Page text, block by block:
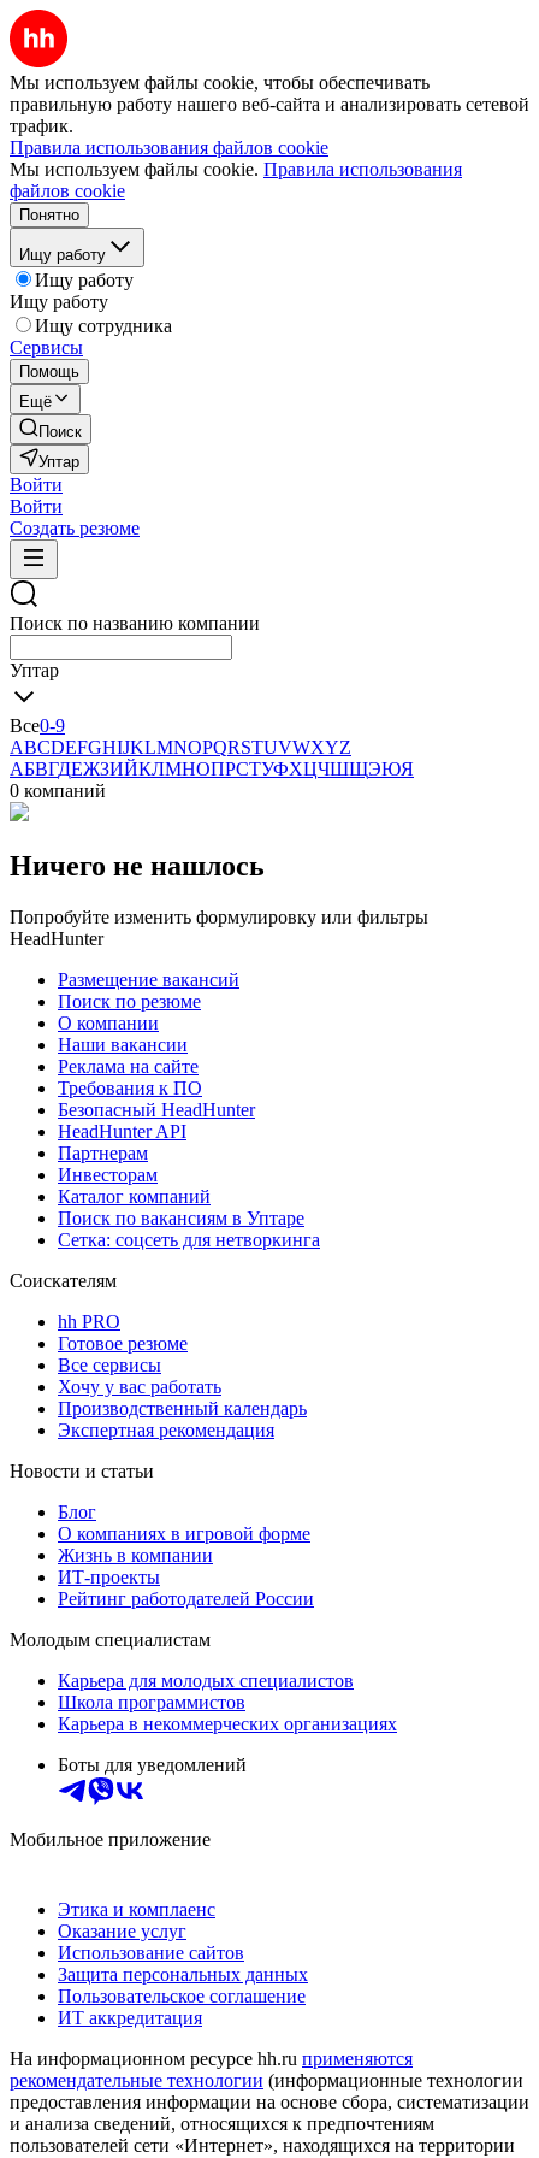
Мы используем файлы cookie, чтобы обеспечивать
правильную работу нашего веб-сайта и анализировать сетевой
трафик.
Правила использования файлов cookie
Мы используем файлы cookie. Правила использования
файлов cookie
Понятно
Ищу работу
Ищу работу
Ищу работу
Ищу сотрудника
Сервисы
Помощь
Ещё
Поиск
Уптар
Войти
Войти
Создать резюме
Поиск по названию компании
Уптар
Все0-9
ABCDEFGHIJKLMNOPQRSTUVWXYZ
АБВГДЕЖЗИЙКЛМНОПРСТУФХЦЧШЩЭЮЯ
0 компаний
Ничего не нашлось
Попробуйте изменить формулировку или фильтры
HeadHunter
Размещение вакансий
Поиск по резюме
О компании
Наши вакансии
Реклама на сайте
Требования к ПО
Безопасный HeadHunter
HeadHunter API
Партнерам
Инвесторам
Каталог компаний
Поиск по вакансиям в Уптаре
Сетка: соцсеть для нетворкинга
Соискателям
hh PRO
Готовое резюме
Все сервисы
Хочу у вас работать
Производственный календарь
Экспертная рекомендация
Новости и статьи
Блог
О компаниях в игровой форме
Жизнь в компании
ИТ-проекты
Рейтинг работодателей России
Молодым специалистам
Карьера для молодых специалистов
Школа программистов
Карьера в некоммерческих организациях
Боты для уведомлений
Мобильное приложение
Этика и комплаенс
Оказание услуг
Использование сайтов
Защита персональных данных
Пользовательское соглашение
ИТ аккредитация
На информационном ресурсе hh.ru применяются
рекомендательные технологии (информационные технологии
предоставления информации на основе сбора, систематизации
и анализа сведений, относящихся к предпочтениям
пользователей сети «Интернет», находящихся на территории